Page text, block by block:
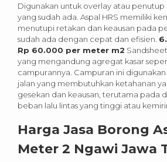
Digunakan untuk overlay atau penutup
yang sudah ada. Aspal HRS memiliki
menutupi retakan dan keausan pada
sudah ada dengan cepat dan efisien.
Rp 60.000 per meter m2
yang mengandung agregat kasar
campurannya. Campuran ini
jalan yang membutuhkan ketahanan
gesekan dan keausan, terutama pada
beban lalu lintas yang tinggi atau
Harga Jasa Borong
Meter 2 Ngawi Jawa